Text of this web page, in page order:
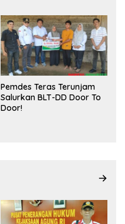
Pemdes Teras Terunjam
Salurkan BLT-DD Door To
Door!